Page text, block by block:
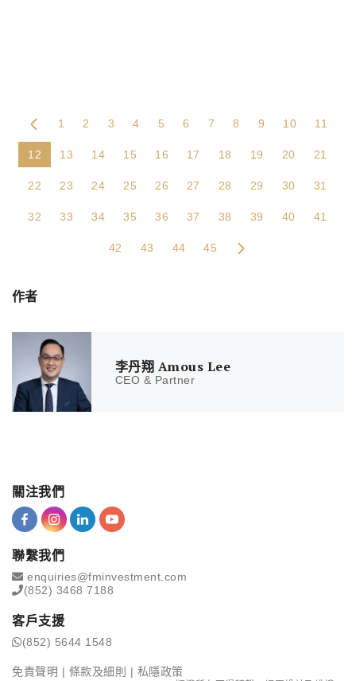
1 2 3 4 5 6 7 8 9 10 11
12 13 14 15 16 17 18 19 20 21
22 23 24 25 26 27 28 29 30 31
32 33 34 35 36 37 38 39 40 41
42 43 44 45
作者
李丹翔 Amous Lee
CEO & Partner
關注我們
聯繫我們
enquiries@fminvestment.com
(852) 3468 7188
客戶支援
(852) 5644 1548
免責聲明 | 條款及細則 | 私隱政策